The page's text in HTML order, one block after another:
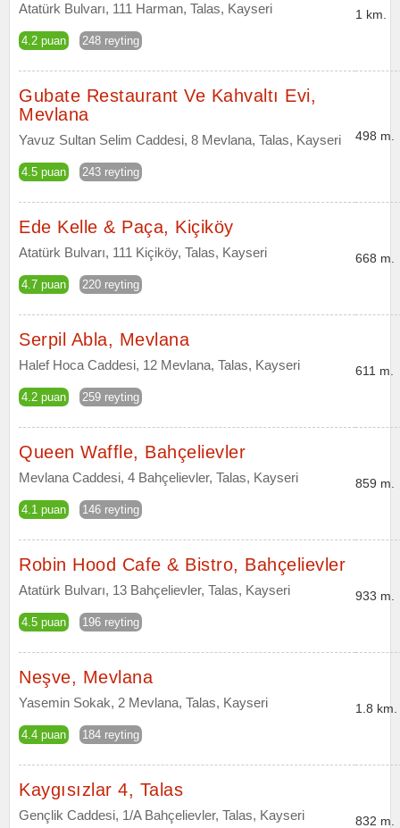
Atatürk Bulvarı, 111 Harman, Talas, Kayseri
4.2 puan 248 reyting
1 km.
Gubate Restaurant Ve Kahvaltı Evi,
Mevlana
Yavuz Sultan Selim Caddesi, 8 Mevlana, Talas, Kayseri
4.5 puan 243 reyting
498 m.
Ede Kelle & Paça, Kiçiköy
Atatürk Bulvarı, 111 Kiçiköy, Talas, Kayseri
4.7 puan 220 reyting
668 m.
Serpil Abla, Mevlana
Halef Hoca Caddesi, 12 Mevlana, Talas, Kayseri
4.2 puan 259 reyting
611 m.
Queen Waffle, Bahçelievler
Mevlana Caddesi, 4 Bahçelievler, Talas, Kayseri
4.1 puan 146 reyting
859 m.
Robin Hood Cafe & Bistro, Bahçelievler
Atatürk Bulvarı, 13 Bahçelievler, Talas, Kayseri
4.5 puan 196 reyting
933 m.
Neşve, Mevlana
Yasemin Sokak, 2 Mevlana, Talas, Kayseri
4.4 puan 184 reyting
1.8 km.
Kaygısızlar 4, Talas
Gençlik Caddesi, 1/A Bahçelievler, Talas, Kayseri 832 m.